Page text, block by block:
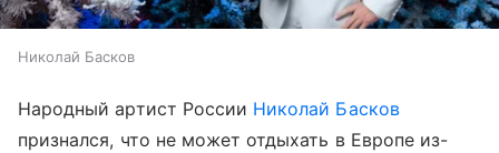
Николай Басков
Народный артист России Николай Басков
признался, что не может отдыхать в Европе из-